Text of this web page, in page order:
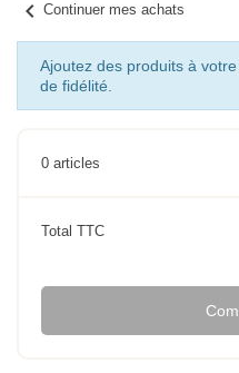
chevron_left Continuer mes achats
Ajoutez des produits à
de fidélité.
0 articles
Total TTC